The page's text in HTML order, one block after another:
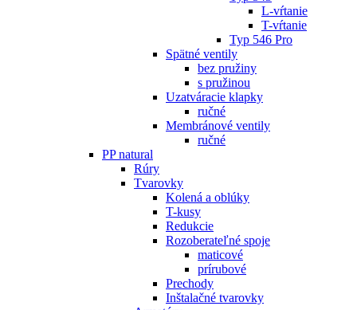
L-vŕtanie
T-vŕtanie
Typ 546 Pro
Spätné ventily
bez pružiny
s pružinou
Uzatváracie klapky
ručné
Membránové ventily
ručné
PP natural
Rúry
Tvarovky
Kolená a oblúky
T-kusy
Redukcie
Rozoberateľné spoje
maticové
prírubové
Prechody
Inštalačné tvarovky